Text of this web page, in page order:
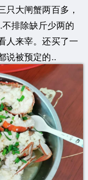
只大闸蟹两百多，
排除缺斤少两的
人来宰。还买了一
说被预定的..